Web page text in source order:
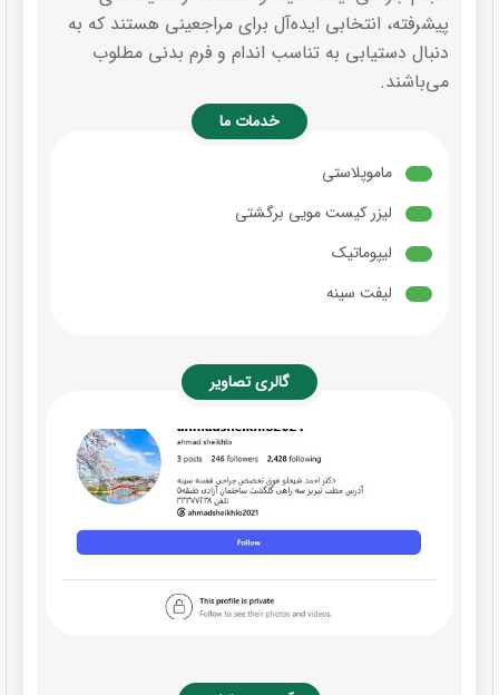
پیشرفته، انتخابی ایده‌آل برای مراجعینی هستند که به
دنبال دستیابی به تناسب اندام و فرم بدنی مطلوب
می‌باشند.
خدمات ما
ماموپلاستی
لیزر کیست مویی برگشتی
لیپوماتیک
لیفت سینه
گالری تصاویر